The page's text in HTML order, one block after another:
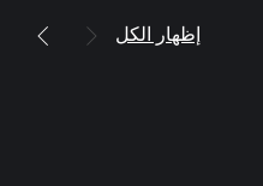
إظهار الكل